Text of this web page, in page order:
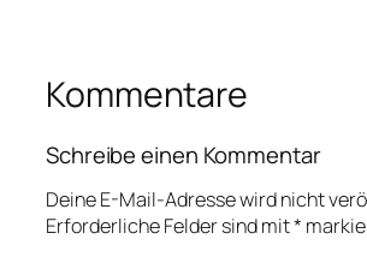
Kommentare
Schreibe einen Kommentar
Deine E-Mail-Adresse wird nicht
Erforderliche Felder sind mit*